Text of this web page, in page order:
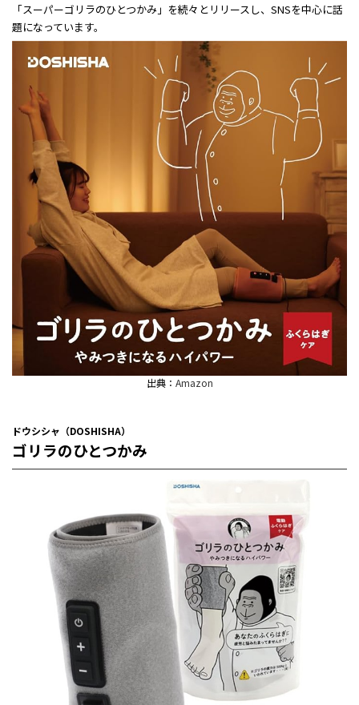
「スーパーゴリラのひとつかみ」を続々とリリースし、SNSを中心に話
題になっています。
出典： Amazon
ドウシシャ（DOSHISHA）
ゴリラのひとつかみ